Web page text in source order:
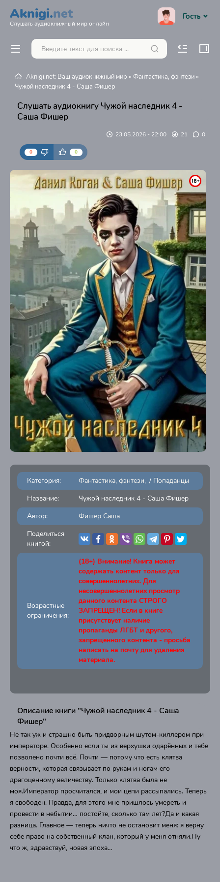
Aknigi.net
Слушать аудиокнижный мир онлайн
Гость
Aknigi.net: Ваш аудиокнижный мир » Фантастика, фэнтези »
Чужой наследник 4 - Саша Фишер
Слушать аудиокнигу Чужой наследник 4 -
Саша Фишер
23.05.2026 - 22:00 21 0
0 0
Категория: Фантастика, фэнтези / Попаданцы
Название:
Чужой наследник 4 - Саша Фишер
Автор:
Фишер Саша
Поделиться
книгой:
Возрастные
ограничения:
(18+) Внимание! Книга может
содержать контент только для
совершеннолетних. Для
несовершеннолетних просмотр
данного контента СТРОГО
ЗАПРЕЩЕН! Если в книге
присутствует наличие
пропаганды ЛГБТ и другого,
запрещенного контента - просьба
написать на почту для удаления
материала.
Описание книги "Чужой наследник 4 - Саша
Фишер"
Не так уж и страшно быть придворным шутом-киллером при
императоре. Особенно если ты из верхушки одарённых и тебе
позволено почти всё. Почти — потому что есть клятва
верности, которая связывает по рукам и ногам его
драгоценному величеству. Только клятва была не
моя.Император просчитался, и мои цепи рассыпались. Теперь
я свободен. Правда, для этого мне пришлось умереть и
провести в небытии… постойте, сколько там лет?Да и какая
разница. Главное — теперь ничто не остановит меня: я верну
себе право на собственный клан, который у меня отняли.Ну
что ж, здравствуй, новая эпоха…